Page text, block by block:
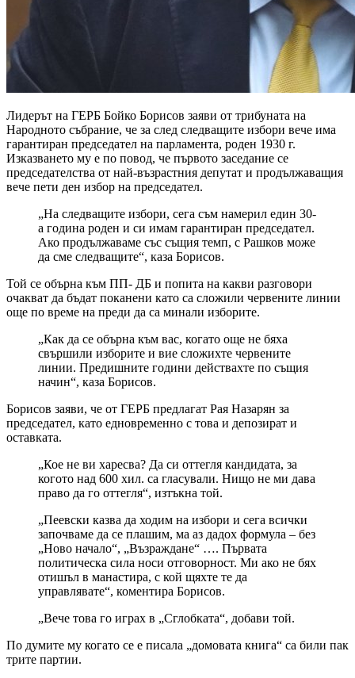
Лидерът на ГЕРБ Бойко Борисов заяви от трибуната на
Народното събрание, че за след следващите избори вече има
гарантиран председател на парламента, роден 1930 г.
Изказването му е по повод, че първото заседание се
председателства от най-възрастния депутат и продължаващия
вече пети ден избор на председател.
„На следващите избори, сега съм намерил един 30-
а година роден и си имам гарантиран председател.
Ако продължаваме със същия темп, с Рашков може
да сме следващите“, каза Борисов.
Той се обърна към ПП- ДБ и попита на какви разговори
очакват да бъдат поканени като са сложили червените линии
още по време на преди да са минали изборите.
„Как да се обърна към вас, когато още не бяха
свършили изборите и вие сложихте червените
линии. Предишните години действахте по същия
начин“, каза Борисов.
Борисов заяви, че от ГЕРБ предлагат Рая Назарян за
председател, като едновременно с това и депозират и
оставката.
„Кое не ви харесва? Да си оттегля кандидата, за
когото над 600 хил. са гласували. Нищо не ми дава
право да го оттегля“, изтъкна той.
„Пеевски казва да ходим на избори и сега всички
започваме да се плашим, ма аз дадох формула – без
„Ново начало“, „Възраждане“ …. Първата
политическа сила носи отговорност. Ми ако не бях
отишъл в манастира, с кой щяхте те да
управлявате“, коментира Борисов.
„Вече това го играх в „Сглобката“, добави той.
По думите му когато се е писала „домовата книга“ са били пак
трите партии.